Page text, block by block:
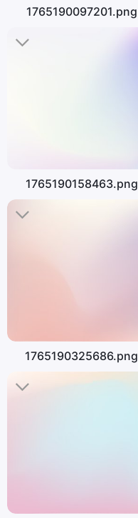
1765190097201.png
1765190158463.png
1765190325686.png